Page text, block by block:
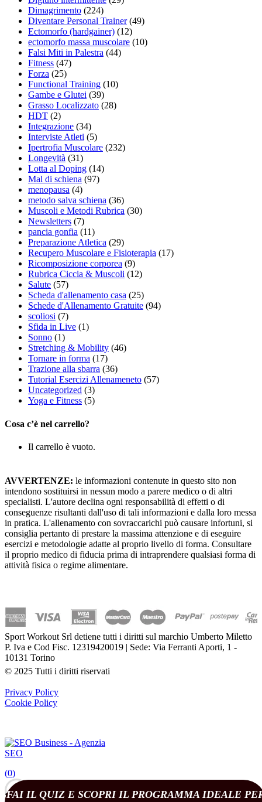
Dimagrimento (224)
Diventare Personal Trainer(49)
Ectomorfo (hardgainer) (12)
ectomorfo massa muscolare (10)
Falsi Miti in Palestra (44)
Fitness (47)
Forza (25)
Functional Training (10)
Gambe e Glutei (39)
Grasso Localizzato (28)
HDT (2)
Integrazione (34)
Interviste Atleti (5)
Ipertrofia Muscolare (232)
Longevità (31)
Lotta al Doping (14)
Mal di schiena (97)
menopausa (4)
metodo salva schiena (36)
Muscoli e Metodi Rubrica (30)
Newsletters (7)
pancia gonfia (11)
Preparazione Atletica (29)
Recupero Muscolare e Fisioterapia (17)
Ricomposizione corporea (9)
Rubrica Ciccia & Muscoli (12)
Salute (57)
Scheda d'allenamento casa (25)
Schede d'Allenamento Gratuite (94)
scoliosi (7)
Sfida in Live (1)
Sonno (1)
Stretching & Mobility (46)
Tornare in forma (17)
Trazione alla sbarra (36)
Tutorial Esercizi Allenameneto (57)
Uncategorized (3)
Yoga e Fitness (5)
Cosa c’è nel carrello?
Il carrello è vuoto.
AVVERTENZE: le informazioni contenute in questo sito non
intendono sostituirsi in nessun modo a parere medico o di altri
specialisti. L'autore declina ogni responsabilità di effetti o di
conseguenze risultanti dall'uso di tali informazioni e dalla loro messa
in pratica. L'allenamento con sovraccarichi può causare infortuni, si
consiglia pertanto di prestare la massima attenzione e di eseguire
esercizi e metodologie adatte al proprio livello di forma. Consultare
il proprio medico di fiducia prima di intraprendere qualsiasi forma di
attività fisica o regime alimentare.
Sport Workout Srl detiene tutti i diritti sul marchio Umberto Miletto
P. Iva e Cod Fisc. 12319420019 | Sede: Via Ferranti Aporti, 1 -
10131 Torino
© 2025 Tutti i diritti riservati
Privacy Policy
Cookie Policy
(0)
FAI IL QUIZ E SCOPRI IL PROGRAMMA IDEALE